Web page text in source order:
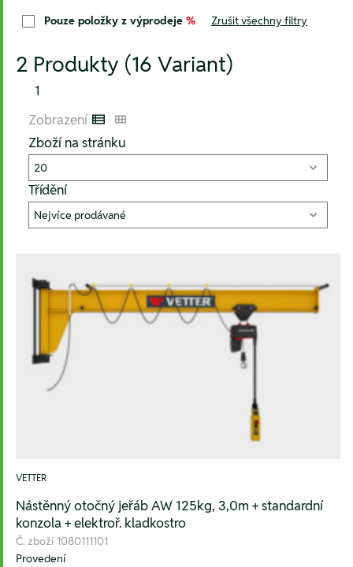
Pouze položky z výprodeje % Zrušit všechny filtry
2 Produkty (16 Variant)
1
Zobrazení Listenansicht
Kachelansicht
Zboží na stránku
Třídění
VETTER
Nástěnný otočný jeřáb AW 125kg, 3,0m + standardní
konzola + elektroř. kladkostro
Č. zboží 1080111101
Provedení